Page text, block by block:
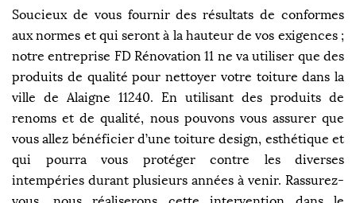
Soucieux de vous fournir des résultats de conformes
aux normes et qui seront à la hauteur de vos exigences ;
notre entreprise FD Rénovation 11 ne va utiliser que des
produits de qualité pour nettoyer votre toiture dans la
ville de Alaigne 11240. En utilisant des produits de
renoms et de qualité, nous pouvons vous assurer que
vous allez bénéficier d’une toiture design, esthétique et
qui pourra vous protéger contre les diverses
intempéries durant plusieurs années à venir. Rassurez-